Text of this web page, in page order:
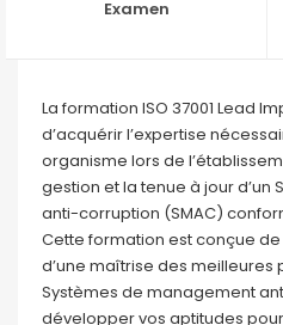
Examen
La formation ISO 37001 Lead
d’acquérir l’expertise
organisme lors de
gestion et la tenue à jour
anti-corruption (SMAC)
Cette formation est conçue
d’une maîtrise des
Systèmes de management
développer vos aptitudes